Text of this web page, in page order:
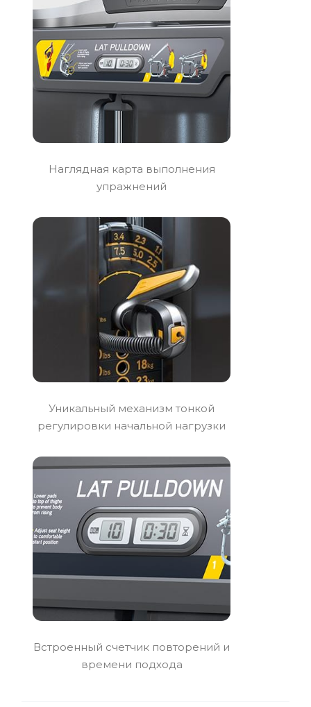
Наглядная карта выполнения
упражнений
Уникальный механизм тонкой
регулировки начальной нагрузки
Встроенный счетчик повторений и
времени подхода